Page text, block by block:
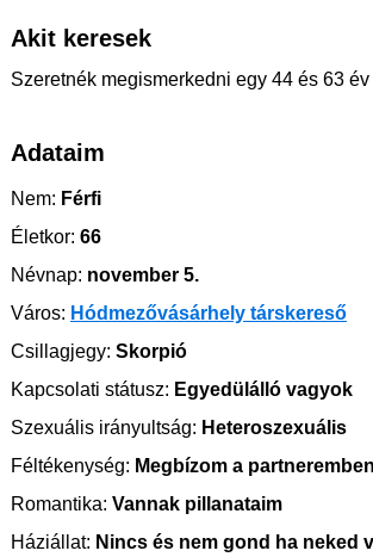
Akit keresek
Szeretnék megismerkedni egy 44 és 63
Adataim
Nem: Férfi
Életkor: 66
Névnap: november 5.
Város: Hódmezővásárhely társkereső
Csillagjegy: Skorpió
Kapcsolati státusz: Egyedülálló vagyok
Szexuális irányultság: Heteroszexuális
Féltékenység: Megbízom a partneremben
Romantika: Vannak pillanataim
Háziállat: Nincs és nem gond ha neked